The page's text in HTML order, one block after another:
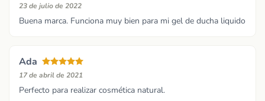
23 de julio de 2022
Buena marca. Funciona muy bien para mi gel de ducha liquido
Ada
17 de abril de 2021
Perfecto para realizar cosmética natural.